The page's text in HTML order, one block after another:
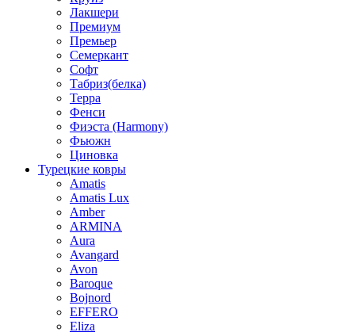
Лакшери
Премиум
Премьер
Семеркант
Софт
Табриз(белка)
Терра
Фенси
Фиэста (Harmony)
Фьюжн
Циновка
Турецкие ковры
Amatis
Amatis Lux
Amber
ARMINA
Aura
Avangard
Avon
Baroque
Bojnord
EFFERO
Eliza